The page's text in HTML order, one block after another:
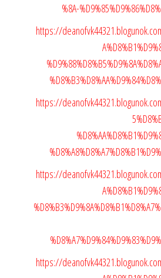
%8A-
https://
https://
https://
https://